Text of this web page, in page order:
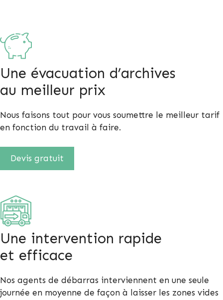
Une évacuation d’archives
au meilleur prix
Nous faisons tout pour vous soumettre le meilleur tarif
en fonction du travail à faire.
Devis gratuit
Une intervention rapide
et efficace
Nos agents de débarras interviennent en une seule
journée en moyenne de façon à laisser les zones vides